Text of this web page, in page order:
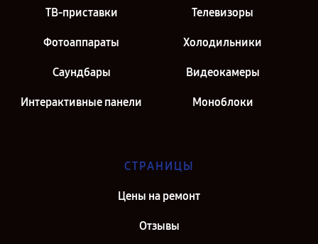
ТВ-приставки Телевизоры
Фотоаппараты Холодильники
Саундбары Видеокамеры
Интерактивные панели Моноблоки
СТРАНИЦЫ
Цены на ремонт
Отзывы